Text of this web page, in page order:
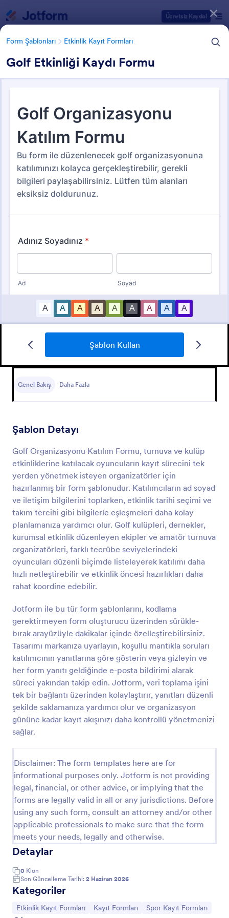
Ücretsiz Kaydol
Form Şablonları Etkinlik Kayıt Formları
Golf Etkinliği Kaydı Formu
Şablon Kullan
Genel Bakış Daha Fazla
Şablon Detayı
Golf Organizasyonu Katılım Formu, turnuva ve kulüp
etkinliklerine katılacak oyuncuların kayıt sürecini tek
yerden yönetmek isteyen organizatörler için
hazırlanmış bir form şablonudur. Katılımcıların ad soyad
ve iletişim bilgilerini toplarken, etkinlik tarihi seçimi ve
takım tercihi gibi bilgilerle eşleşmeleri daha kolay
planlamanıza yardımcı olur. Golf kulüpleri, dernekler,
kurumsal etkinlik düzenleyen ekipler ve amatör turnuva
organizatörleri, farklı tecrübe seviyelerindeki
oyuncuları düzenli biçimde listeleyerek katılımı daha
hızlı netleştirebilir ve etkinlik öncesi hazırlıkları daha
rahat koordine edebilir.
Jotform ile bu tür form şablonlarını, kodlama
gerektirmeyen form oluşturucu üzerinden sürükle-
bırak arayüzüyle dakikalar içinde özelleştirebilirsiniz.
Tasarımı markanıza uyarlayın, koşullu mantıkla soruları
katılımcının yanıtlarına göre gösterin veya gizleyin ve
her form yanıtı geldiğinde e-posta bildirimi alarak
süreci yakından takip edin. Jotform, veri toplama işini
tek bir bağlantı üzerinden kolaylaştırır, yanıtları düzenli
şekilde saklamanıza yardımcı olur ve organizasyon
gününe kadar kayıt akışınızı daha kontrollü yönetmenizi
sağlar.
Disclaimer: The form templates here are for
informational purposes only. Jotform is not providing
legal, financial, or other advice, or implying that the
forms are legally valid in all or any jurisdictions. Before
using any such form, consult an attorney and/or other
applicable professionals to make sure that the form
meets your needs, legally and otherwise.
Detaylar
0 Klon
Son Güncelleme Tarihi: 2 Haziran 2026
Kategoriler
Kategoriye git:
Etkinlik Kayıt Formları Kategoriye git:
Kayıt Formları Kategoriye git:
Spor Kayıt Formları
Form Şablonları Etkinlik Kayıt Formları
Etkinlik Kayıt Formları
Etkinlik Katılım Formu
kullanılabilecek bir form.
Önizleme
Seyahat Planı Formu
Bu çevrimiçi seyahat planı formuyla müşterinizin
seyahat planı bilgilerini alın ve seyahatinizi hızlıca
hayalinizdeki seyahatleri veya tatillerini ofisinizde ve
seyahat planlama konusundaki uzmanlığınızla
kazanmalarına yardımcı olacaktır. Bunu müşterinizin
seyahatini hızlı bir şekilde düzenlemek için kalkış ve
varış tarihi, havayolu ve uçuş numarası gibi uçuş
bilgilerini sorarak resmi seyahat planı biçiminiz olarak
kullanın. Bu tur planı formatı, müşterinizin seyahat
acentesi ile temasa geçmesini de sağlayacaktır.
Go to Category:
Etkinlik Kayıt Formları
Şablon Kullan
Önizleme
Form Şablonu Kategorileri